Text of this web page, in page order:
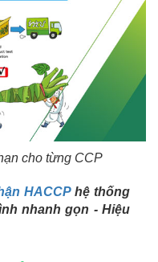
cho từng CCP
HACCPhệ thống
nhanh gọn - Hiệu